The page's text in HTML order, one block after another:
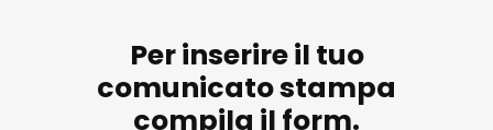
Per inserire il tuo
comunicato stampa
compila il form.